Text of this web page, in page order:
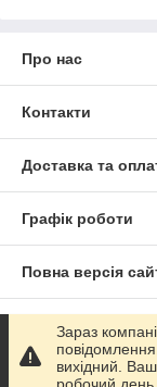
Про нас
Контакти
Доставка та
Графік роботи
Повна версія
Сайт створено
Політика
Зараз
вихідний.